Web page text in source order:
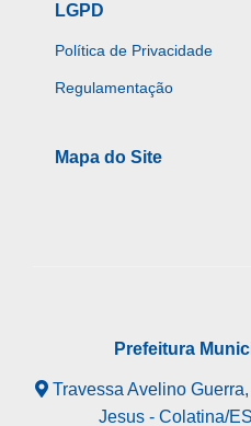
LGPD
Política de Privacidade
Regulamentação
Mapa do Site
Prefeitura
Travessa Avelino
Jesus - Colatina/